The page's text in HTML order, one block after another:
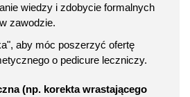
wiedzy i zdobycie formalnych
zawodzie.
aby móc poszerzyć ofertę
o pedicure leczniczy.
(np. korekta wrastającego